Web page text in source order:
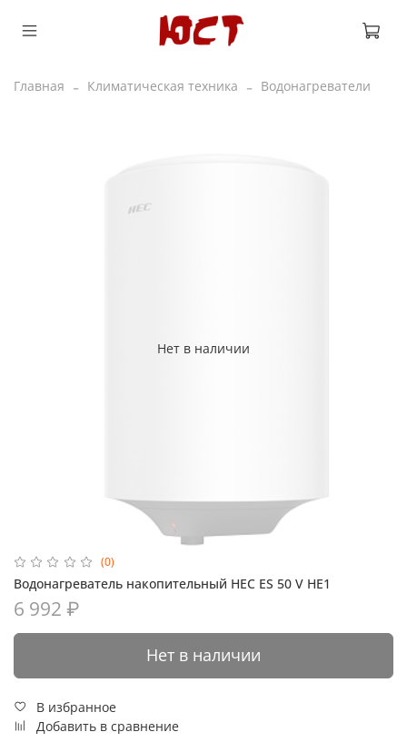
Главная Климатическая техника Водонагреватели
Нет в наличии
(0)
Водонагреватель накопительный HEC ES 50 V HE1
6 992 ₽
Нет в наличии
В избранное
Добавить в сравнение